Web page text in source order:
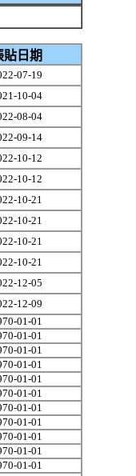
貼日期
07-19
10-04
08-04
09-14
10-12
10-12
10-21
10-21
10-21
10-21
12-05
12-09
01-01
01-01
01-01
01-01
01-01
01-01
01-01
01-01
01-01
01-01
01-01